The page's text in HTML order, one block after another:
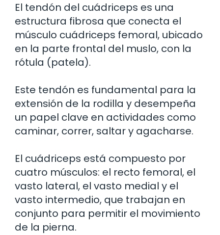
El tendón del cuádriceps es una
estructura fibrosa que conecta el
músculo cuádriceps femoral, ubicado
en la parte frontal del muslo, con la
rótula (patela).
Este tendón es fundamental para la
extensión de la rodilla y desempeña
un papel clave en actividades como
caminar, correr, saltar y agacharse.
El cuádriceps está compuesto por
cuatro músculos: el recto femoral, el
vasto lateral, el vasto medial y el
vasto intermedio, que trabajan en
conjunto para permitir el movimiento
de la pierna.